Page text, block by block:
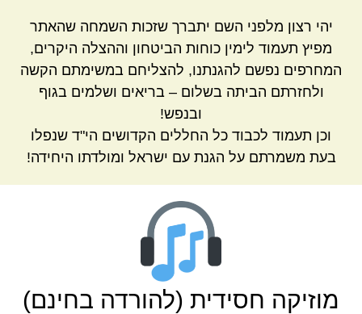
יהי רצון מלפני השם יתברך שזכות השמחה שהאתר
מפיץ תעמוד לימין כוחות הביטחון וההצלה היקרים,
המחרפים נפשם להגנתנו, להצליחם במשימתם הקשה
ולחזרתם הביתה בשלום – בריאים ושלמים בגוף
ובנפש!
וכן תעמוד לכבוד כל החללים הקדושים הי"ד שנפלו
בעת משמרתם על הגנת עם ישראל ומולדתו היחידה!
מוזיקה חסידית (להורדה בחינם)